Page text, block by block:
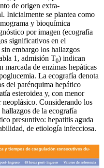
de origen extra-
Inicialmente se plantea como
y bioquímica
por imagen (ecografía
significativos en el
embargo los hallazgos
1, admisión T0) indican
marcada de enzimas hepáticas
La ecografía denota
del parénquima hepático
esteroidea y, con menor
Considerando los
de la ecografía
presuntivo: hepatitis aguda
de etiología infecciosa.